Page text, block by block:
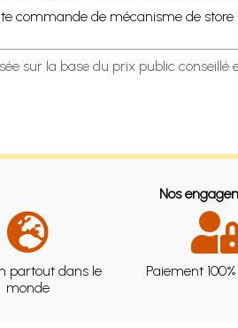
commande de mécanisme de
sur la base du prix public conseillé
Nos
partout dans le
monde
Paiement